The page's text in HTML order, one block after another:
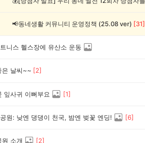
📢동네생활 커뮤니티 운영정책 (25.08 ver) [31]
니스 헬스장에 유산소 운동
은 날씨~~ [2]
잎사귀 이뻐부요 [1]
원: 낮엔 댕댕이 천국, 밤엔 벚꽃 엔딩! [6]
소개 [2]